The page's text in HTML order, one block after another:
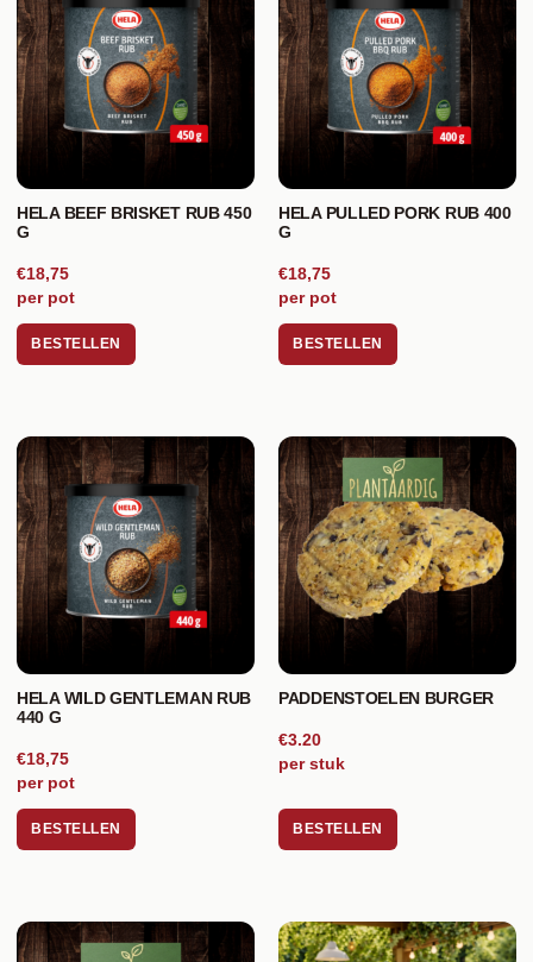
HELA BEEF BRISKET RUB 450
G
€18,75
per pot
BESTELLEN
HELA PULLED PORK RUB 400
G
€18,75
per pot
BESTELLEN
HELA WILD GENTLEMAN RUB
440 G
€18,75
per pot
BESTELLEN
PADDENSTOELEN BURGER
€3.20
per stuk
BESTELLEN